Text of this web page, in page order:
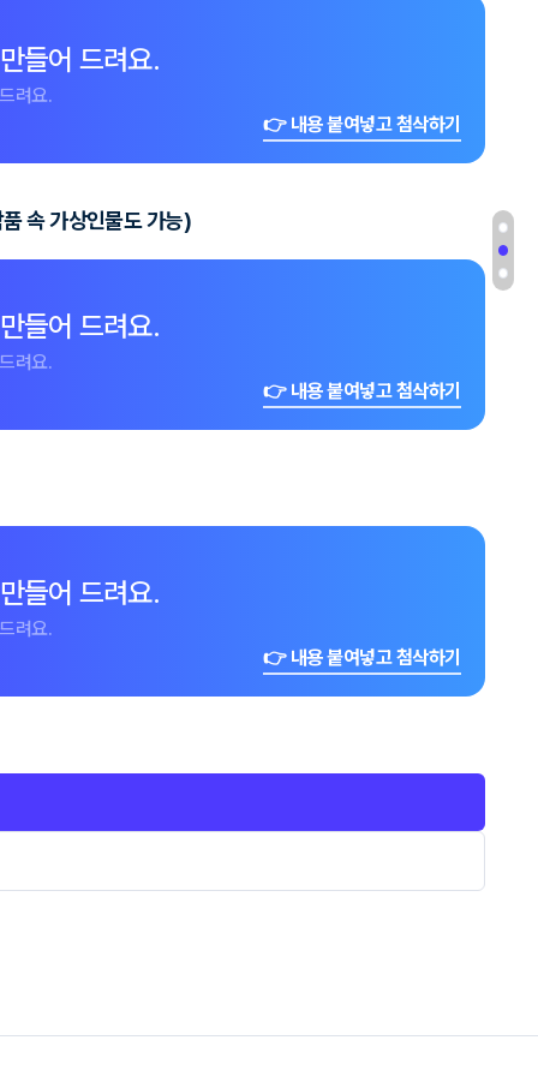
들어 드려요.
려요.
👉 내용 붙여넣고 첨삭하기
속 가상인물도 가능)
들어 드려요.
려요.
👉 내용 붙여넣고 첨삭하기
들어 드려요.
려요.
👉 내용 붙여넣고 첨삭하기